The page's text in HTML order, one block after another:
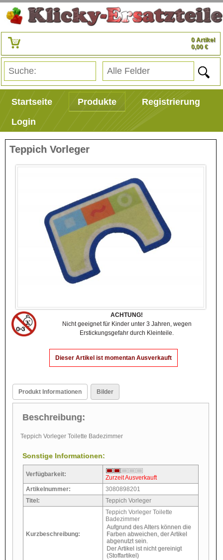
0 Artikel
0,00 €
Startseite Produkte
Registrierung
Login
Teppich Vorleger
ACHTUNG!
Nicht geeignet für Kinder unter 3 Jahren, wegen
Erstickungsgefahr durch Kleinteile.
Dieser Artikel ist momentan Ausverkauft
Produkt Informationen Bilder
Beschreibung:
Teppich Vorleger Toilette Badezimmer
Sonstige Informationen:
Verfügbarkeit:
Zurzeit Ausverkauft
Artikelnummer:
3080898201
Titel:
Teppich Vorleger
Kurzbeschreibung:
Teppich Vorleger Toilette
Badezimmer
Aufgrund des Alters können die
Farben abweichen, der Artikel
abgenutzt sein.
Der Artikel ist nicht gereinigt
(Stoffartikel)